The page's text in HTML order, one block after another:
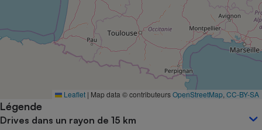
Leaflet | Map data © contributeursOpenStreetMap CC-BY-SA
Légende
Drives dans un rayon de 15 km
Complément
alimentaire
Assurance emprunteur
Petit électroménager -
Mutuelle